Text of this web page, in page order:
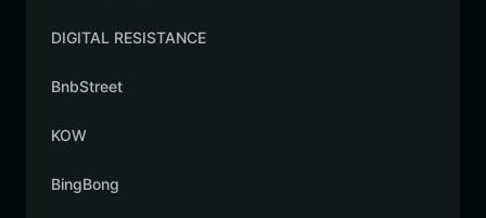
DIGITAL RESISTANCE
BnbStreet
KOW
BingBong